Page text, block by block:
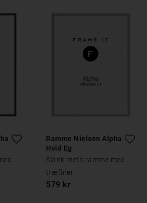
Ramme Nielsen Alpha
Hvid Eg
Slank metalramme med
træfiner
579 kr